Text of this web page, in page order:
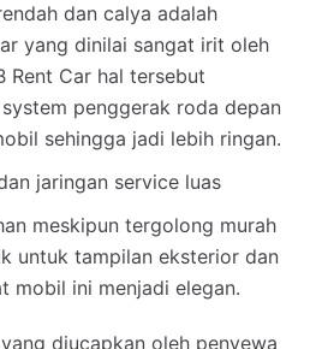
dan calya adalah
yang dinilai sangat irit oleh
Rent Car hal tersebut
penggerak roda depan
sehingga jadi lebih ringan.
jaringan service luas
meskipun tergolong murah
untuk tampilan eksterior dan
mobil ini menjadi elegan.
diucapkan oleh penyewa